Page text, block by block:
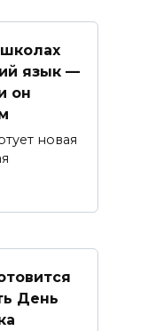
школах
язык —
он
новая
День